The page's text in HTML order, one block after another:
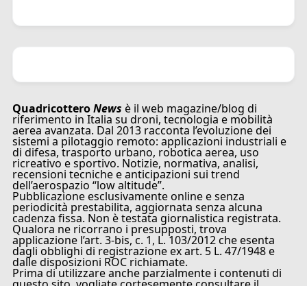
QuadricotteroNews è il web magazine/blog di
riferimento in Italia su droni, tecnologia e mobilità
aerea avanzata. Dal 2013 racconta l’evoluzione dei
sistemi a pilotaggio remoto: applicazioni industriali e
di difesa, trasporto urbano, robotica aerea, uso
ricreativo e sportivo. Notizie, normativa, analisi,
recensioni tecniche e anticipazioni sui trend
dell’aerospazio “low altitude”.
Pubblicazione esclusivamente online e senza
periodicità prestabilita, aggiornata senza alcuna
cadenza fissa. Non è testata giornalistica registrata.
Qualora ne ricorrano i presupposti, trova
applicazione l’art. 3-bis, c. 1, L. 103/2012 che esenta
dagli obblighi di registrazione ex art. 5 L. 47/1948 e
dalle disposizioni ROC richiamate.
Prima di utilizzare anche parzialmente i contenuti di